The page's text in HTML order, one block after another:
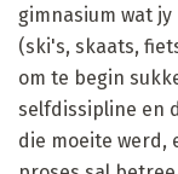
gimnasium wat
(ski's, skaats,
om te begin
selfdissipline en
die moeite werd,